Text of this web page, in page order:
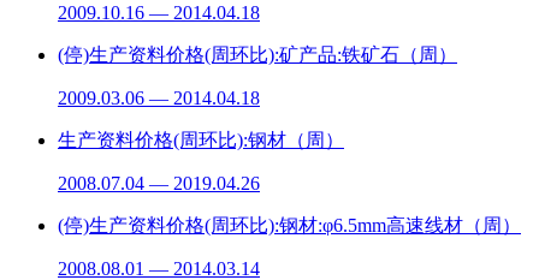
2009.10.16 — 2014.04.18
(停)生产资料价格(周环比):矿产品:铁矿石（周）
2009.03.06 — 2014.04.18
生产资料价格(周环比):钢材（周）
2008.07.04 — 2019.04.26
(停)生产资料价格(周环比):钢材:φ6.5mm高速线材（周）
2008.08.01 — 2014.03.14